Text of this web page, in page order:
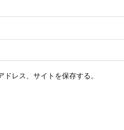
レス、サイトを保存する。